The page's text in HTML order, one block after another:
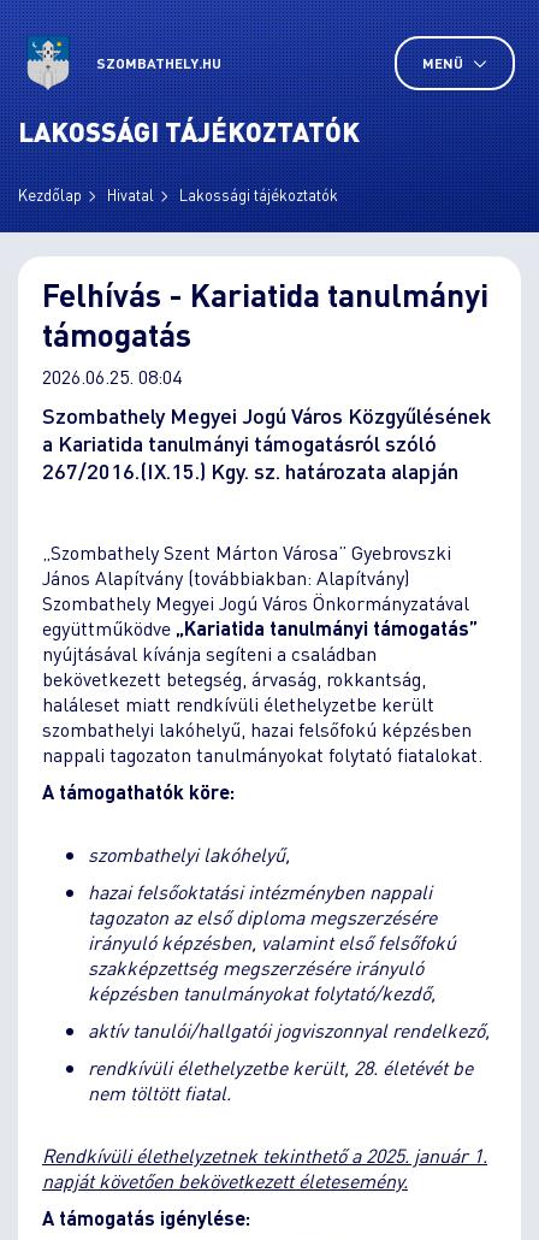
SZOMBATHELY.HU MENÜ
LAKOSSÁGI TÁJÉKOZTATÓK
Kezdőlap Hivatal Lakossági tájékoztatók
Felhívás - Kariatida tanulmányi
támogatás
2026.06.25. 08:04
Szombathely Megyei Jogú Város Közgyűlésének
a Kariatida tanulmányi támogatásról szóló
267/2016.(IX.15.) Kgy. sz. határozata alapján
„Szombathely Szent Márton Városa” Gyebrovszki
János Alapítvány (továbbiakban: Alapítvány)
Szombathely Megyei Jogú Város Önkormányzatával
együttműködve „Kariatida tanulmányi támogatás”
nyújtásával kívánja segíteni a családban
bekövetkezett betegség, árvaság, rokkantság,
haláleset miatt rendkívüli élethelyzetbe került
szombathelyi lakóhelyű, hazai felsőfokú képzésben
nappali tagozaton tanulmányokat folytató fiatalokat.
A támogathatók köre:
szombathelyi lakóhelyű,
hazai felsőoktatási intézményben nappali
tagozaton az első diploma megszerzésére
irányuló képzésben, valamint első felsőfokú
szakképzettség megszerzésére irányuló
képzésben tanulmányokat folytató/kezdő,
aktív tanulói/hallgatói jogviszonnyal rendelkező,
rendkívüli élethelyzetbe került, 28. életévét be
nem töltött fiatal.
Rendkívüli élethelyzetnek tekinthető a 2025. január 1.
napját követően bekövetkezett életesemény.
A támogatás igénylése: